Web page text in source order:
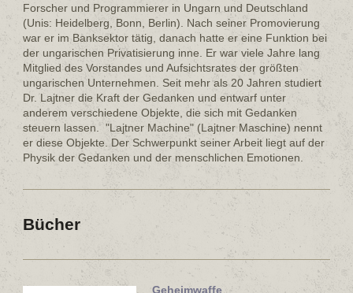
Forscher und Programmierer in Ungarn und Deutschland
(Unis: Heidelberg, Bonn, Berlin). Nach seiner Promovierung
war er im Banksektor tätig, danach hatte er eine Funktion bei
der ungarischen Privatisierung inne. Er war viele Jahre lang
Mitglied des Vorstandes und Aufsichtsrates der größten
ungarischen Unternehmen. Seit mehr als 20 Jahren studiert
Dr. Lajtner die Kraft der Gedanken und entwarf unter
anderem verschiedene Objekte, die sich mit Gedanken
steuern lassen. "Lajtner Machine" (Lajtner Maschine) nennt
er diese Objekte. Der Schwerpunkt seiner Arbeit liegt auf der
Physik der Gedanken und der menschlichen Emotionen.
Bücher
Geheimwaffe